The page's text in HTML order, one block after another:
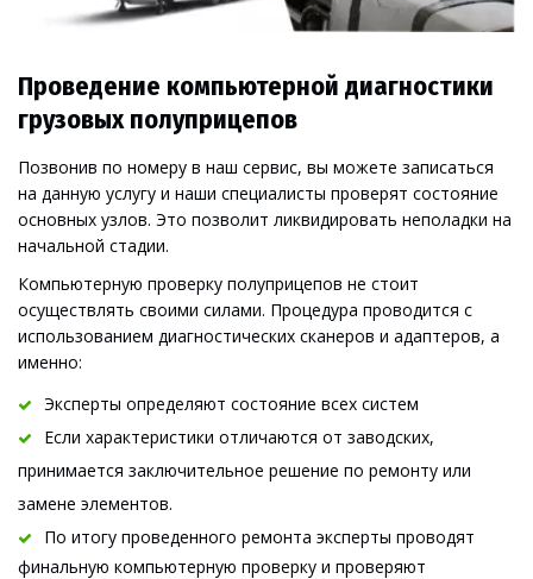
Проведение компьютерной диагностики
грузовых полуприцепов
Позвонив по номеру в наш сервис, вы можете записаться
на данную услугу и наши специалисты проверят состояние
основных узлов. Это позволит ликвидировать неполадки на
начальной стадии.
Компьютерную проверку полуприцепов не стоит
осуществлять своими силами. Процедура проводится с
использованием диагностических сканеров и адаптеров, а
именно:
Эксперты определяют состояние всех систем
Если характеристики отличаются от заводских,
принимается заключительное решение по ремонту или
замене элементов.
По итогу проведенного ремонта эксперты проводят
финальную компьютерную проверку и проверяют